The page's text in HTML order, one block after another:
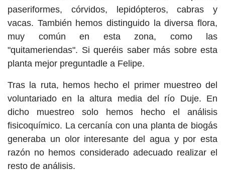
paseriformes, córvidos, lepidópteros, cabras y
vacas. También hemos distinguido la diversa flora,
muy común en esta zona, como las
"quitameriendas". Si queréis saber más sobre esta
planta mejor preguntadle a Felipe.
Tras la ruta, hemos hecho el primer muestreo del
voluntariado en la altura media del río Duje. En
dicho muestreo solo hemos hecho el análisis
fisicoquímico. La cercanía con una planta de biogás
generaba un olor interesante del agua y por esta
razón no hemos considerado adecuado realizar el
resto de análisis.